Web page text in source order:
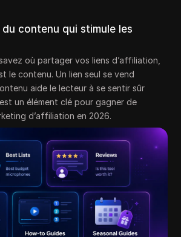
contenu qui stimule les
où partager vos liens d’affiliation,
le contenu. Un lien seul se vend
aide le lecteur à se sentir sûr
un élément clé pour gagner de
d’affiliation en 2026.